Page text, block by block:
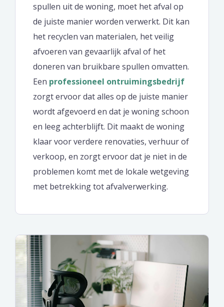
spullen uit de woning, moet het afval op
de juiste manier worden verwerkt. Dit kan
het recyclen van materialen, het veilig
afvoeren van gevaarlijk afval of het
doneren van bruikbare spullen omvatten.
Een professioneel ontruimingsbedrijf
zorgt ervoor dat alles op de juiste manier
wordt afgevoerd en dat je woning schoon
en leeg achterblijft. Dit maakt de woning
klaar voor verdere renovaties, verhuur of
verkoop, en zorgt ervoor dat je niet in de
problemen komt met de lokale wetgeving
met betrekking tot afvalverwerking.